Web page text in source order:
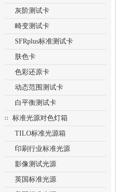
灰阶测试卡
畸变测试卡
SFRplus标准测试卡
肤色卡
色彩还原卡
动态范围测试卡
白平衡测试卡
标准光源对色灯箱
TILO标准光源箱
印刷行业标准光源
影像测试光源
英国标准光源